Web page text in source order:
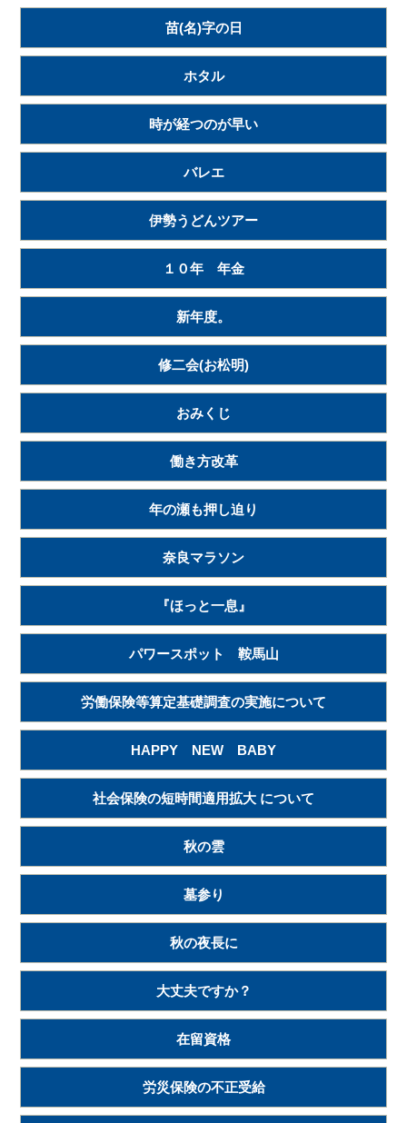
苗(名)字の日
ホタル
時が経つのが早い
バレエ
伊勢うどんツアー
１０年 年金
新年度。
修二会(お松明)
おみくじ
働き方改革
年の瀬も押し迫り
奈良マラソン
『ほっと一息』
パワースポット 鞍馬山
労働保険等算定基礎調査の実施について
HAPPY NEW BABY
社会保険の短時間適用拡大 について
秋の雲
墓参り
秋の夜長に
大丈夫ですか？
在留資格
労災保険の不正受給